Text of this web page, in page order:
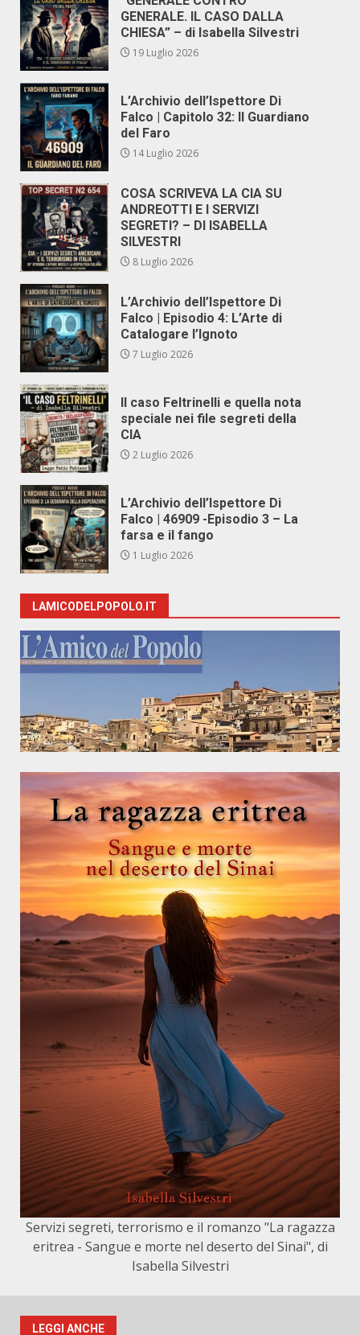
GENERALE. IL CASO DALLA
CHIESA” – di Isabella Silvestri
19 Luglio 2026
L’Archivio dell’Ispettore Di
Falco | Capitolo 32: Il Guardiano
del Faro
14 Luglio 2026
COSA SCRIVEVA LA CIA SU
ANDREOTTI E I SERVIZI
SEGRETI? – DI ISABELLA
SILVESTRI
8 Luglio 2026
L’Archivio dell’Ispettore Di
Falco | Episodio 4: L’Arte di
Catalogare l’Ignoto
7 Luglio 2026
Il caso Feltrinelli e quella nota
speciale nei file segreti della
CIA
2 Luglio 2026
L’Archivio dell’Ispettore Di
Falco | 46909 -Episodio 3 – La
farsa e il fango
1 Luglio 2026
LAMICODELPOPOLO.IT
Servizi segreti, terrorismo e il romanzo "La ragazza
eritrea - Sangue e morte nel deserto del Sinai", di
Isabella Silvestri
LEGGI ANCHE